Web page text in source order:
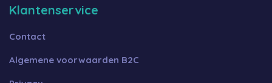
Klantenservice
Contact
Algemene voorwaarden B2C